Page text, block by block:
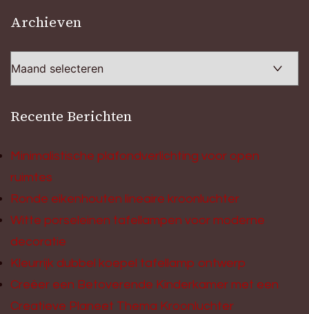
Archieven
Recente Berichten
Minimalistische plafondverlichting voor open
ruimtes
Ronde eikenhouten lineaire kroonluchter
Witte porseleinen tafellampen voor moderne
decoratie
Kleurrijk dubbel koepel tafellamp ontwerp
Creëer een Betoverende Kinderkamer met een
Creatieve Planeet Thema Kroonluchter